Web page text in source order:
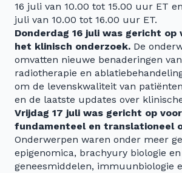
16 juli van 10.00 tot 15.00 uur ET
juli van 10.00 tot 16.00 uur ET.
Donderdag 16 juli was gericht op
het klinisch onderzoek. De
omvatten nieuwe benaderingen
radiotherapie en
om de levenskwaliteit van
en de laatste updates over
Vrijdag 17 juli was gericht op
fundamenteel en translationeel
Onderwerpen waren onder meer
epigenomica, brachyury biologie
geneesmiddelen, immuunbiologie